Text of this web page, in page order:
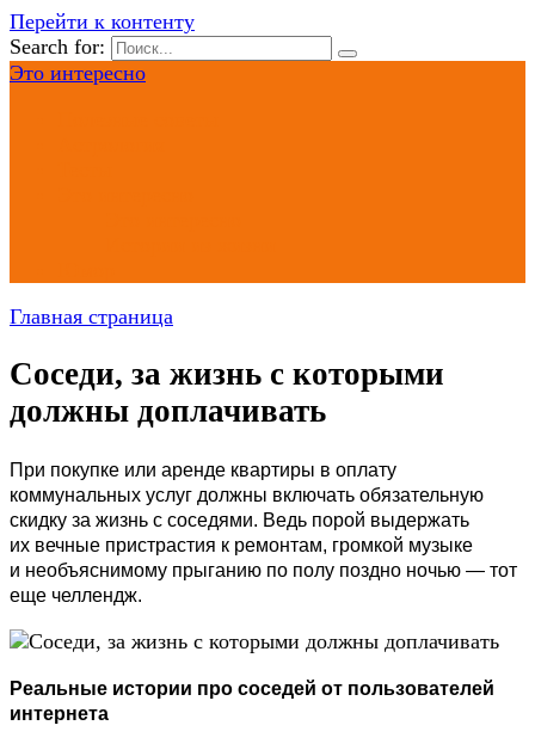
Перейти к контенту
Search for:
Это интересно
Главная страница
Соседи, за жизнь с которыми
должны доплачивать
При покупке или аренде квартиры в оплату
коммунальных услуг должны включать обязательную
скидку за жизнь с соседями. Ведь порой выдержать
их вечные пристрастия к ремонтам, громкой музыке
и необъяснимому прыганию по полу поздно ночью — тот
еще челлендж.
Реальные истории про соседей от пользователей
интернета